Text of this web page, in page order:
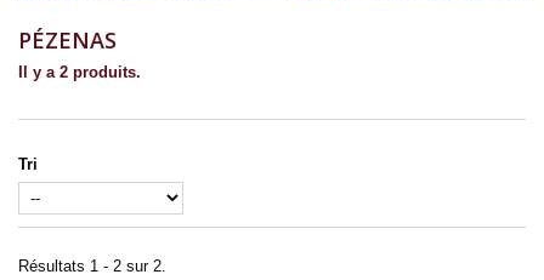
PÉZENAS
Il y a 2 produits.
Tri
Résultats 1 - 2 sur 2.